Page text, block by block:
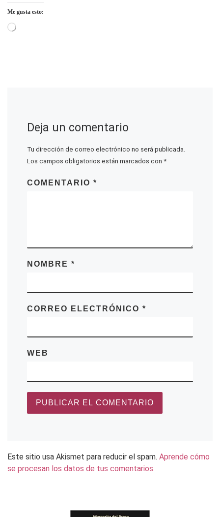
Me gusta esto:
Cargando...
Deja un comentario
Tu dirección de correo electrónico no será publicada.
Los campos obligatorios están marcados con *
COMENTARIO *
NOMBRE *
CORREO ELECTRÓNICO *
WEB
Este sitio usa Akismet para reducir el spam. Aprende cómo
se procesan los datos de tus comentarios.